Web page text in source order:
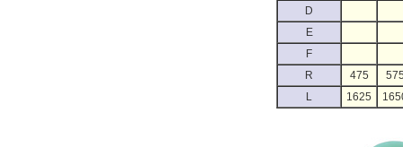
D
E
F
R
475
L
1625